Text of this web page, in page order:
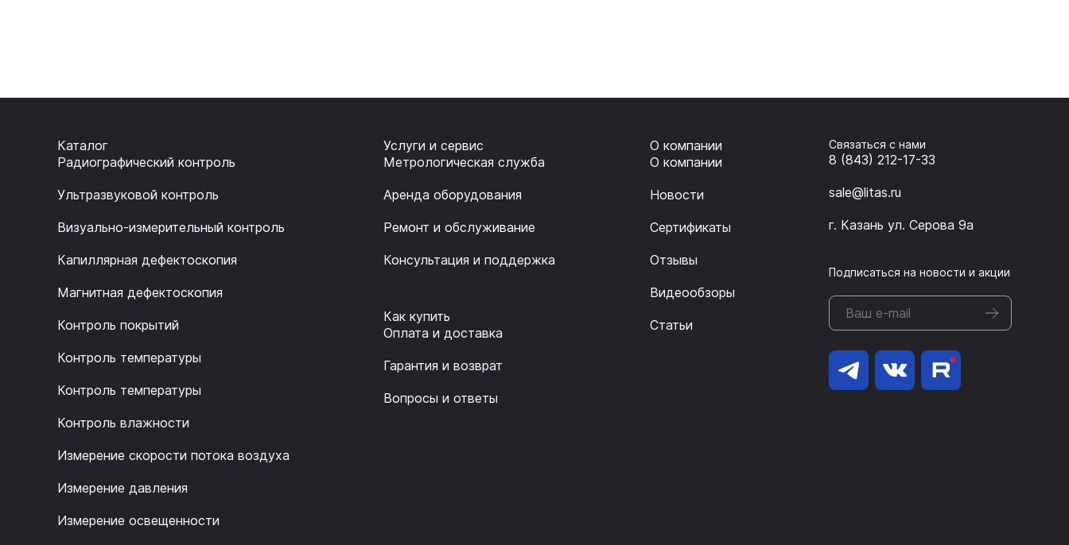
Каталог
Радиографический контроль
Ультразвуковой контроль
Визуально-измерительный контроль
Капиллярная дефектоскопия
Магнитная дефектоскопия
Контроль покрытий
Контроль температуры
Контроль температуры
Контроль влажности
Измерение скорости потока воздуха
Измерение давления
Измерение освещенности
Услуги и сервис
Метрологическая служба
Аренда оборудования
Ремонт и обслуживание
Консультация и поддержка
Как купить
Оплата и доставка
Гарантия и возврат
Вопросы и ответы
О компании
О компании
Новости
Сертификаты
Отзывы
Видеообзоры
Статьи
Связаться с нами
8 (843) 212-17-33
sale@litas.ru
г. Казань ул. Серова 9а
Подписаться на новости и акции